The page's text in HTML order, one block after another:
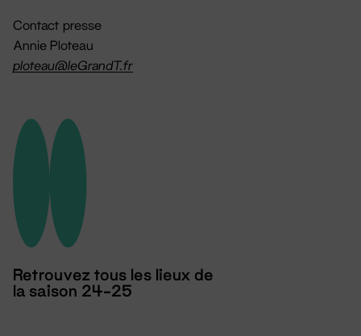
Contact presse
Annie Ploteau
ploteau@leGrandT.fr
Retrouvez tous les lieux de
la saison 24-25